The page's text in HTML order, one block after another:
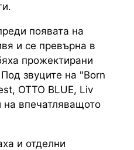
появата на
и се превърна в
прожектирани
звуците на "Born
OTTO BLUE, Liv
на впечатляващото
и отделни